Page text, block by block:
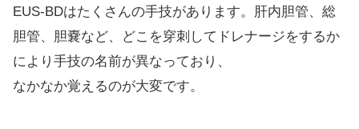
EUS-BDはたくさんの手技があります。肝内胆管、総
胆管、胆嚢など、どこを穿刺してドレナージをするか
により手技の名前が異なっており、
なかなか覚えるのが大変です。